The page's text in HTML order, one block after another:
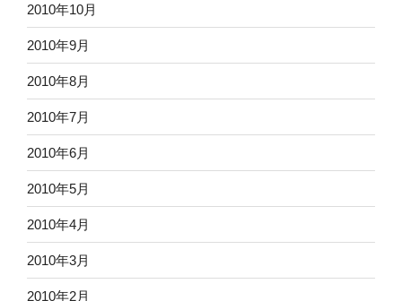
2010年10月
2010年9月
2010年8月
2010年7月
2010年6月
2010年5月
2010年4月
2010年3月
2010年2月